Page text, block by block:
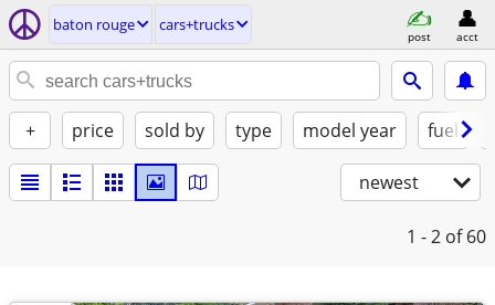
baton rouge cars+trucks
post acct
+ price sold by type model year fuel
newest
1 - 2 of 60